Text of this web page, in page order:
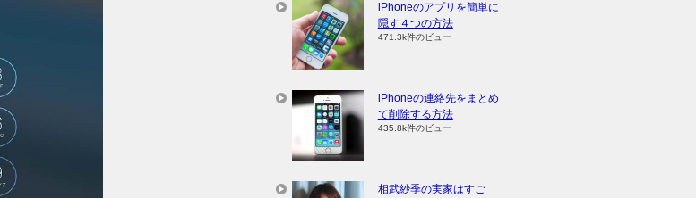
iPhoneのアプリを簡単に
隠す４つの方法
471.3k件のビュー
iPhoneの連絡先をまとめ
て削除する方法
435.8k件のビュー
相武紗季の実家はすご